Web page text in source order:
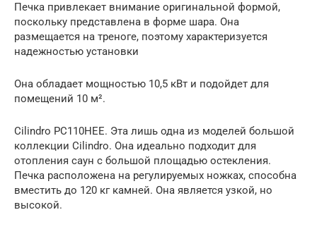
Печка привлекает внимание оригинальной формой,
поскольку представлена в форме шара. Она
размещается на треноге, поэтому характеризуется
надежностью установки
Она обладает мощностью 10,5 кВт и подойдет для
помещений 10 м².
Cilindro PC110HEE. Эта лишь одна из моделей большой
коллекции Cilindro. Она идеально подходит для
отопления саун с большой площадью остекления.
Печка расположена на регулируемых ножках, способна
вместить до 120 кг камней. Она является узкой, но
высокой.